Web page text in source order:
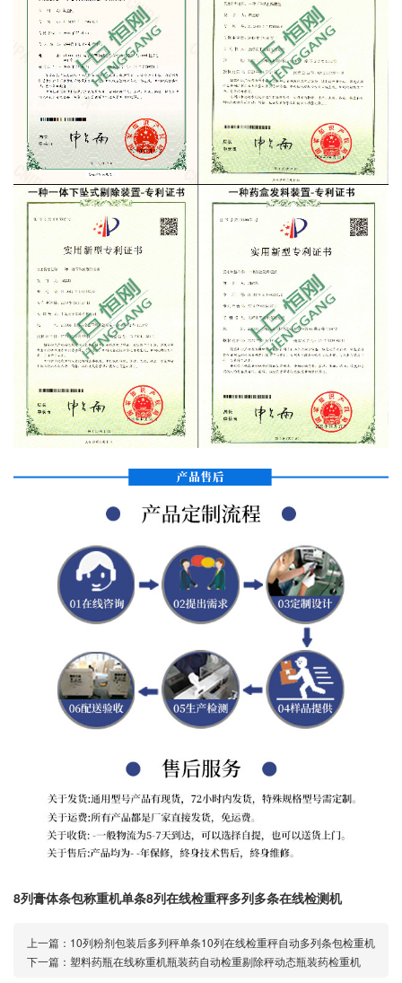
8列膏体条包称重机单条8列在线检重秤多列多条在线检测机
上一篇： 10列粉剂包装后多列秤单条10列在线检重秤自动多列条包检重机
下一篇： 塑料药瓶在线称重机瓶装药自动检重剔除秤动态瓶装药检重机